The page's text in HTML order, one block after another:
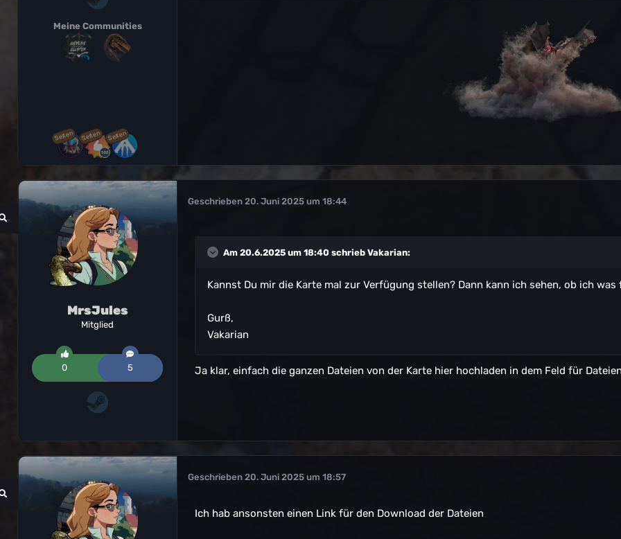
Meine Communities
Selten Selten Selten
MrsJules
Mitglied
0 5
Geschrieben 20. Juni 2025 um 18:44
Am 20.6.2025 um 18:40 schrieb Vakarian:
Kannst Du mir die Karte mal zur Verfügung stellen? Dann kann ich sehen, ob ich
Gurß,
Vakarian
Ja klar, einfach die ganzen Dateien von der Karte hier hochladen in dem Feld für
Geschrieben 20. Juni 2025 um 18:57
Ich hab ansonsten einen Link für den Download der Dateien